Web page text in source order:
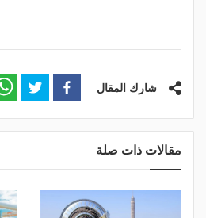
شارك المقال
مقالات ذات صلة